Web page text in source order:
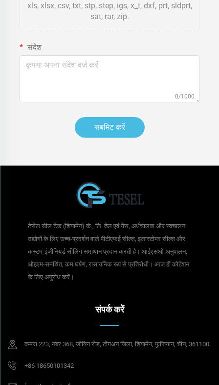
xls, xlsx, csv, txt, stp, step, igs, x_t, dxf, prt, sldprt,
sat, rar, zip.
संदेश
0/1000
सबमिट करें
टेसेल सील टेक (शियामेन) कं., लि. तेल एवं गैस, अर्धचालक और स्वचालन
उद्योगों के लिए उच्च-प्रदर्शन वाले पीटीएफई सील्स, इलास्टोमर सील्स और
कस्टम-इंजीनियर्ड सीलिंग समाधान प्रदान करती है। आईएसओ-अनुपालन,
ओइएम-समर्थित, कम घर्षण, रासायनिक रूप से प्रतिरोधी। आज ही कोटेशन
के लिए अनुरोध करें।
संपर्क करें
कमरा 223, नंबर 368, जीयिन रोड, टोंगअन जिला, शियामेन, फुजियान, चीन, 361100
+86 18650101342